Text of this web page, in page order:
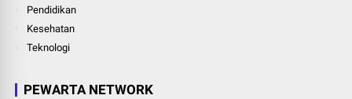
Pendidikan
Kesehatan
Teknologi
PEWARTA NETWORK